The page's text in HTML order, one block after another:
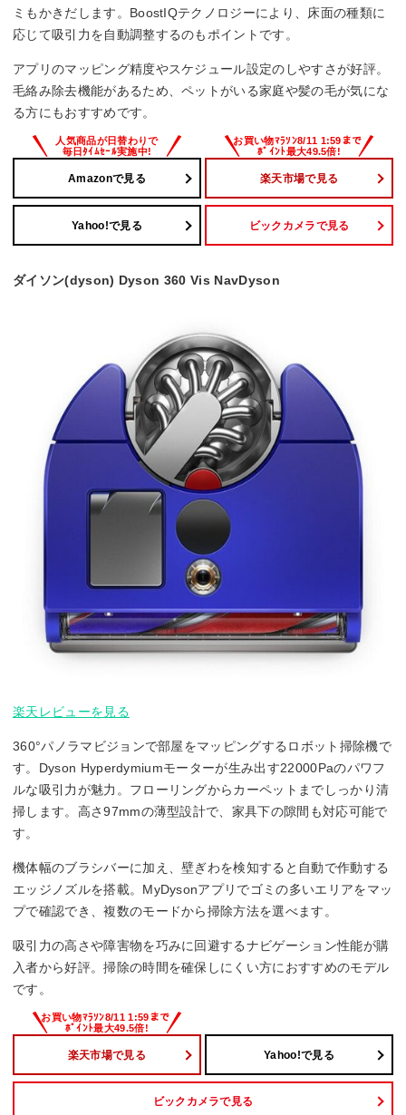
ミもかきだします。BoostIQテクノロジーにより、床面の種類に
応じて吸引力を自動調整するのもポイントです。
アプリのマッピング精度やスケジュール設定のしやすさが好評。
毛絡み除去機能があるため、ペットがいる家庭や髪の毛が気にな
る方にもおすすめです。
Amazonで見る 楽天市場で見る
Yahoo!で見る ビックカメラで見る
ダイソン(dyson) Dyson 360 Vis NavDyson
楽天レビューを見る
360°パノラマビジョンで部屋をマッピングするロボット掃除機で
す。Dyson Hyperdymiumモーターが生み出す22000Paのパワフ
ルな吸引力が魅力。フローリングからカーペットまでしっかり清
掃します。高さ97mmの薄型設計で、家具下の隙間も対応可能で
す。
機体幅のブラシバーに加え、壁ぎわを検知すると自動で作動する
エッジノズルを搭載。MyDysonアプリでゴミの多いエリアをマッ
プで確認でき、複数のモードから掃除方法を選べます。
吸引力の高さや障害物を巧みに回避するナビゲーション性能が購
入者から好評。掃除の時間を確保しにくい方におすすめのモデル
です。
楽天市場で見る Yahoo!で見る
ビックカメラで見る